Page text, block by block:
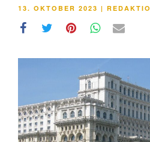
VERÖFFENTLICHT
13. OKTOBER 2023 |